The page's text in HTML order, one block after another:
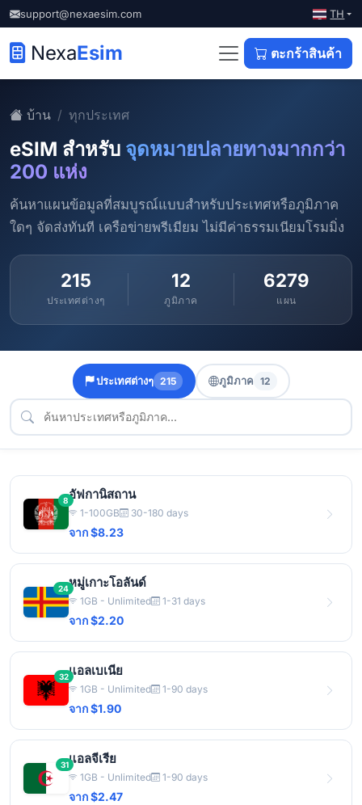
support@nexaesim.com TH
NexaEsim ตะกร้าสินค้า
บ้าน ทุกประเทศ
eSIM สำหรับ จุดหมายปลายทางมากกว่า
200 แห่ง
ค้นหาแผนข้อมูลที่สมบูรณ์แบบสำหรับประเทศหรือภูมิภาค
ใดๆ จัดส่งทันที เครือข่ายพรีเมียม ไม่มีค่าธรรมเนียมโรมมิ่ง
215
ประเทศต่างๆ
12
ภูมิภาค
6279
แผน
ประเทศต่างๆ 215 ภูมิภาค 12
8อัฟกานิสถาน
1-100GB 30-180 days
จาก $8.23
24หมู่เกาะโอลันด์
1GB - Unlimited 1-31 days
จาก $2.20
32แอลเบเนีย
1GB - Unlimited 1-90 days
จาก $1.90
31แอลจีเรีย
1GB - Unlimited 1-90 days
จาก $2.47